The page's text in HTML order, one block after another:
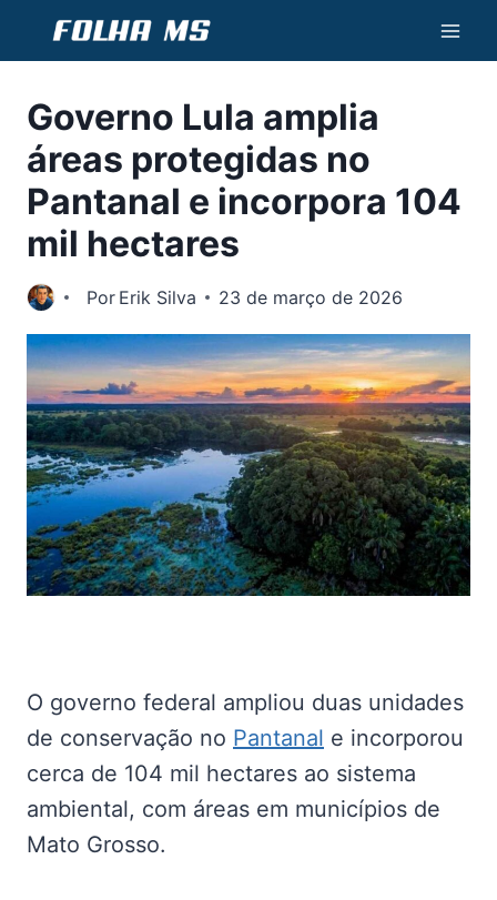
Conteúdo
Governo Lula amplia
áreas protegidas no
Pantanal e incorpora 104
mil hectares
Por Erik Silva 23 de março de 2026
O governo federal ampliou duas unidades
de conservação no Pantanal e incorporou
cerca de 104 mil hectares ao sistema
ambiental, com áreas em municípios de
Mato Grosso.